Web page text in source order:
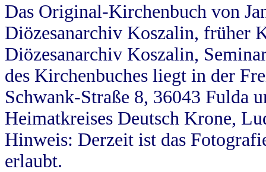
Das Original-Kirchenbuch von
Diözesanarchiv Koszalin, früher
Diözesanarchiv Koszalin,
des Kirchenbuches liegt in der
Schwank-Straße 8, 36043 Fulda
Heimatkreises Deutsch Krone,
Hinweis: Derzeit ist das
erlaubt.